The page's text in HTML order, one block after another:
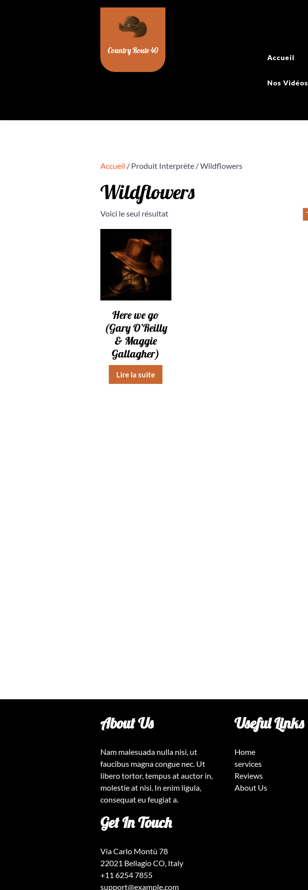
Country Route 40
Accueil
Nos Vidéos
Accueil / Produit Interprète / Wildflowers
Wildflowers
Voici le seul résultat
Here we go
(Gary O’Reilly
& Maggie
Gallagher)
Lire la suite
About Us
Nam malesuada nulla nisi, ut
faucibus magna congue nec. Ut
libero tortor, tempus at auctor in,
molestie at nisi. In enim ligula,
consequat eu feugiat a.
Useful Links
Home
services
Reviews
About Us
Get In Touch
Via Carlo Montù 78
22021 Bellagio CO, Italy
+11 6254 7855
support@example.com